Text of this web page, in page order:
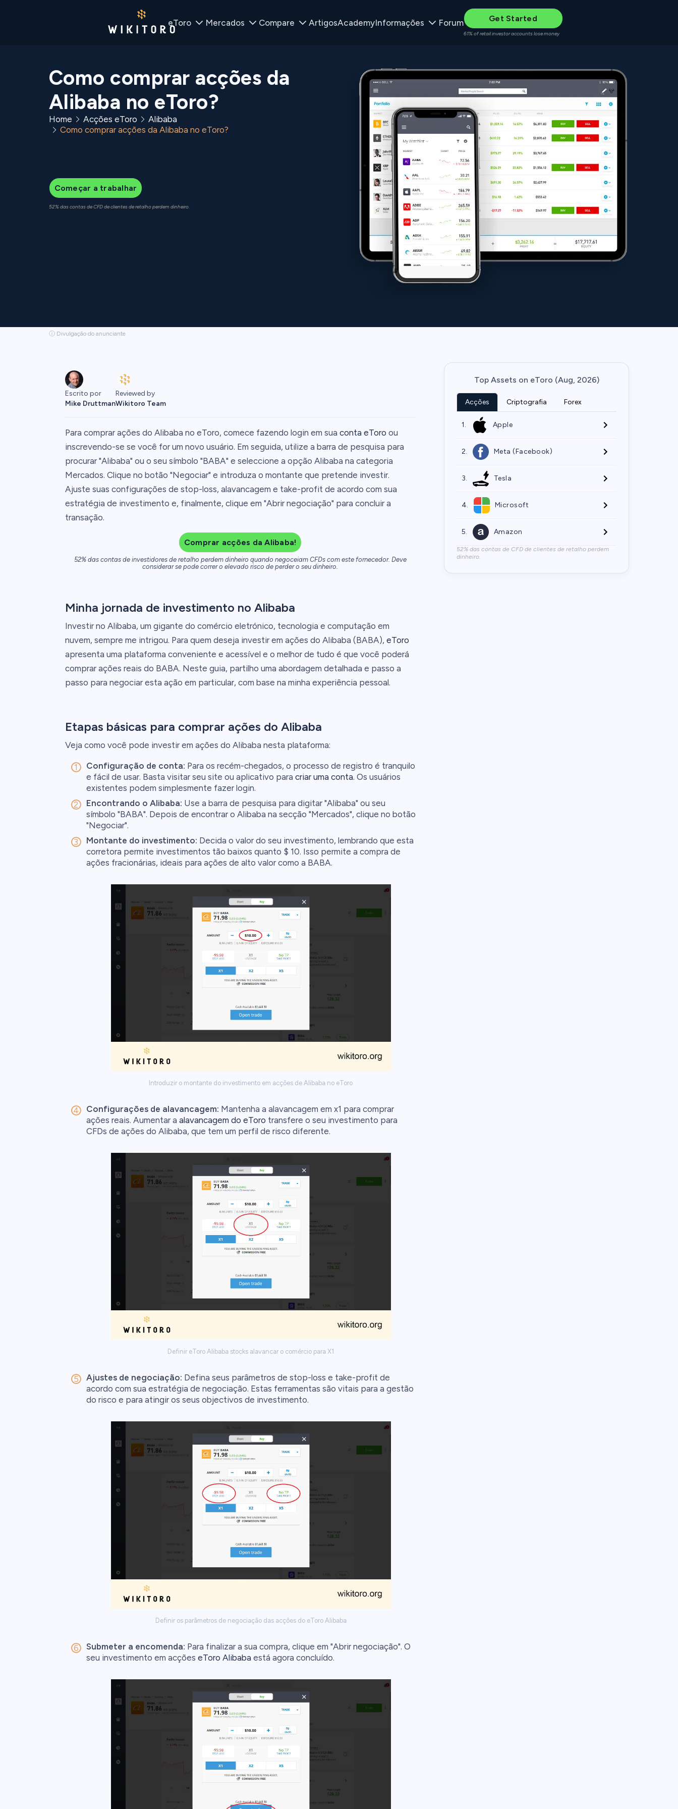
eToro Mercados Compare ArtigosAcademyInformações Forum Get Started
61% of retail investor accounts lose money
Como comprar acções da
Alibaba no eToro?
Home Acções eToro
Alibaba
Como comprar acções da Alibaba no eToro?
Começar a trabalhar
52% das contas de CFD de clientes de retalho perdem dinheiro.
ⓘ Divulgação do anunciante
Escrito por
Mike Druttman
Reviewed by
Wikitoro Team
Para comprar ações do Alibaba no eToro, comece fazendo login em sua conta eToro ou
inscrevendo-se se você for um novo usuário. Em seguida, utilize a barra de pesquisa para
procurar "Alibaba" ou o seu símbolo "BABA" e seleccione a opção Alibaba na categoria
Mercados. Clique no botão "Negociar" e introduza o montante que pretende investir.
Ajuste suas configurações de stop-loss, alavancagem e take-profit de acordo com sua
estratégia de investimento e, finalmente, clique em "Abrir negociação" para concluir a
transação.
Comprar acções da Alibaba!
52% das contas de investidores de retalho perdem dinheiro quando negoceiam CFDs com este fornecedor. Deve
considerar se pode correr o elevado risco de perder o seu dinheiro.
Minha jornada de investimento no Alibaba
Investir no Alibaba, um gigante do comércio eletrónico, tecnologia e computação em
nuvem, sempre me intrigou. Para quem deseja investir em ações do Alibaba (BABA), eToro
apresenta uma plataforma conveniente e acessível e o melhor de tudo é que você poderá
comprar ações reais do BABA. Neste guia, partilho uma abordagem detalhada e passo a
passo para negociar esta ação em particular, com base na minha experiência pessoal.
Etapas básicas para comprar ações do Alibaba
Veja como você pode investir em ações do Alibaba nesta plataforma:
Configuração de conta: Para os recém-chegados, o processo de registro é tranquilo
e fácil de usar. Basta visitar seu site ou aplicativo para criar uma conta. Os usuários
existentes podem simplesmente fazer login.
Encontrando o Alibaba: Use a barra de pesquisa para digitar "Alibaba" ou seu
símbolo "BABA". Depois de encontrar o Alibaba na secção "Mercados", clique no botão
"Negociar".
Montante do investimento: Decida o valor do seu investimento, lembrando que esta
corretora permite investimentos tão baixos quanto $ 10. Isso permite a compra de
ações fracionárias, ideais para ações de alto valor como a BABA.
Introduzir o montante do investimento em acções de Alibaba no eToro
Configurações de alavancagem: Mantenha a alavancagem em x1 para comprar
ações reais. Aumentar a alavancagem do eToro transfere o seu investimento para
CFDs de ações do Alibaba, que tem um perfil de risco diferente.
Definir eToro Alibaba stocks alavancar o comércio para X1
Ajustes de negociação: Defina seus parâmetros de stop-loss e take-profit de
acordo com sua estratégia de negociação. Estas ferramentas são vitais para a gestão
do risco e para atingir os seus objectivos de investimento.
Definir os parâmetros de negociação das acções do eToro Alibaba
Submeter a encomenda: Para finalizar a sua compra, clique em "Abrir negociação". O
seu investimento em acções eToro Alibaba está agora concluído.
Top Assets on eToro (Aug, 2026)
Acções Criptografia Forex
1. Apple
2. Meta (Facebook)
3. Tesla
4. Microsoft
5. Amazon
52% das contas de CFD de clientes de retalho perdem
dinheiro.